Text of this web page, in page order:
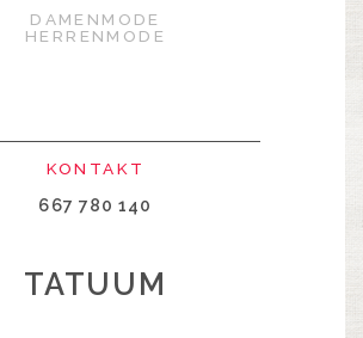
DAMENMODE
HERRENMODE
KONTAKT
667 780 140
TATUUM